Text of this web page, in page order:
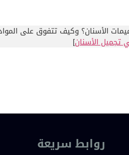
الأسنان؟ وكيف تتفوق على
تجميل الأسنان]
روابط سريعة